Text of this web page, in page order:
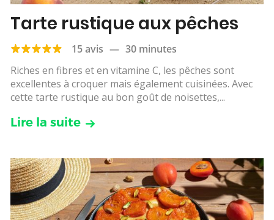
Tarte rustique aux pêches
15 avis — 30 minutes
Riches en fibres et en vitamine C, les pêches sont
excellentes à croquer mais également cuisinées. Avec
cette tarte rustique au bon goût de noisettes,...
Lire la suite